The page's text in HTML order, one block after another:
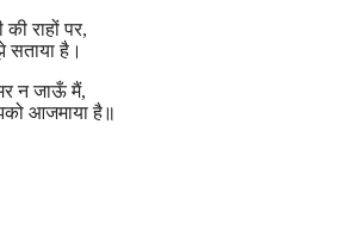
राहों पर,
सताया है।
न जाऊँ मैं,
आजमाया है॥